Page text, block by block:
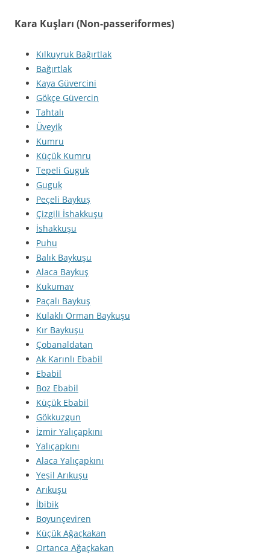
Kara Kuşları (Non-passeriformes)
Kılkuyruk Bağırtlak
Bağırtlak
Kaya Güvercini
Gökçe Güvercin
Tahtalı
Üveyik
Kumru
Küçük Kumru
Tepeli Guguk
Guguk
Peçeli Baykuş
Çizgili İshakkuşu
İshakkuşu
Puhu
Balık Baykuşu
Alaca Baykuş
Kukumav
Paçalı Baykuş
Kulaklı Orman Baykuşu
Kır Baykuşu
Çobanaldatan
Ak Karınlı Ebabil
Ebabil
Boz Ebabil
Küçük Ebabil
Gökkuzgun
İzmir Yalıçapkını
Yalıçapkını
Alaca Yalıçapkını
Yeşil Arıkuşu
Arıkuşu
İbibik
Boyunçeviren
Küçük Ağaçkakan
Ortanca Ağaçkakan